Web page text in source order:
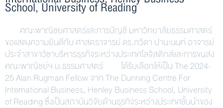
School, University of Reading
คณะพาณิชยศาสตร์และการบัญชี มหาวิทยาลัยธรรมศาสตร์
ขอแสดงความยินดีกับ ศาสตราจารย์ ดร.ภวิดา ปานะนนท์ อาจารย์
ประจำสาขาวิชาบริหารธุรกิจระหว่างประเทศโลจิสติกส์และการขนส่ง
คณะพาณิชย์ฯ ม.ธรรมศาสตร์ ได้รับเลือกให้เป็น The 2024-
25 Alan Rugman Fellow จาก The Dunning Centre For
International Business, Henley Business School, University
of Reading ซึ่งเป็นสถาบันวิจัยด้านธุรกิจระหว่างประเทศชั้นนำของ